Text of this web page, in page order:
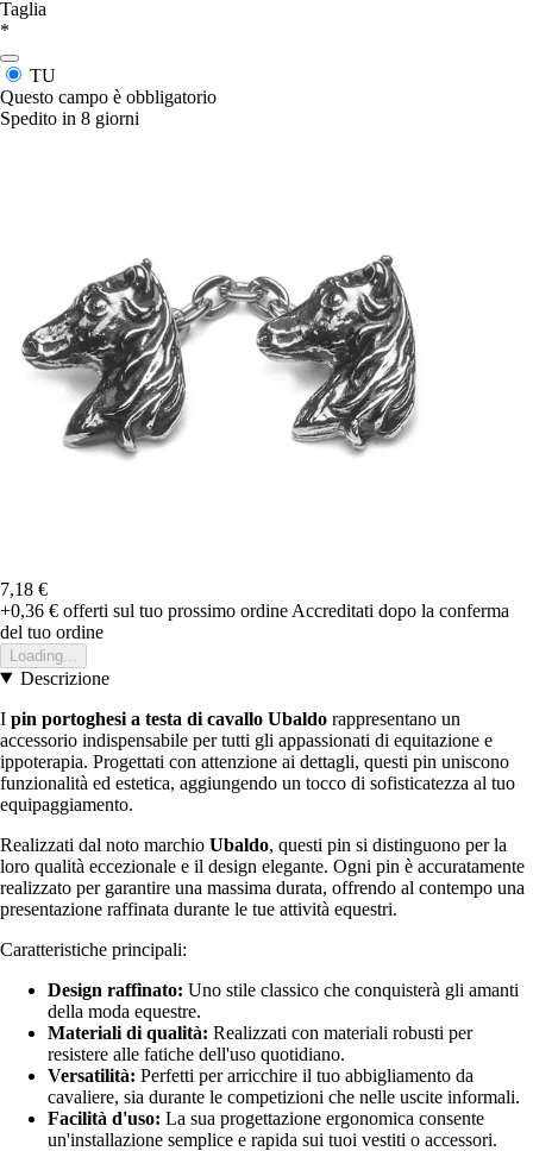
Taglia
*
TU
Questo campo è obbligatorio
Spedito in 8 giorni
7,18 €
+0,36 € offerti sul tuo prossimo ordine Accreditati dopo la conferma
del tuo ordine
Loading...
Descrizione
I pin portoghesi a testa di cavallo Ubaldo rappresentano un
accessorio indispensabile per tutti gli appassionati di equitazione e
ippoterapia. Progettati con attenzione ai dettagli, questi pin uniscono
funzionalità ed estetica, aggiungendo un tocco di sofisticatezza al tuo
equipaggiamento.
Realizzati dal noto marchio Ubaldo, questi pin si distinguono per la
loro qualità eccezionale e il design elegante. Ogni pin è accuratamente
realizzato per garantire una massima durata, offrendo al contempo una
presentazione raffinata durante le tue attività equestri.
Caratteristiche principali:
Design raffinato: Uno stile classico che conquisterà gli amanti
della moda equestre.
Materiali di qualità: Realizzati con materiali robusti per
resistere alle fatiche dell'uso quotidiano.
Versatilità: Perfetti per arricchire il tuo abbigliamento da
cavaliere, sia durante le competizioni che nelle uscite informali.
Facilità d'uso: La sua progettazione ergonomica consente
un'installazione semplice e rapida sui tuoi vestiti o accessori.